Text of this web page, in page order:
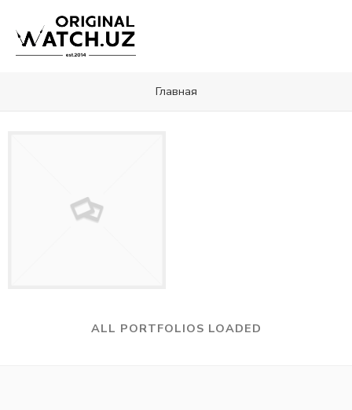
Главная
ALL PORTFOLIOS LOADED